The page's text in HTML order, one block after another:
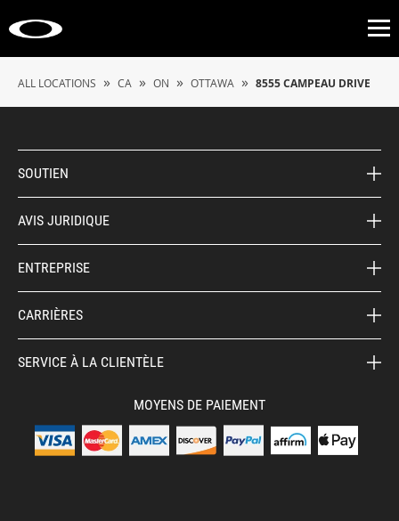
ALL LOCATIONS » CA » ON » OTTAWA » 8555 CAMPEAU DRIVE
SOUTIEN
AVIS JURIDIQUE
ENTREPRISE
CARRIÈRES
SERVICE À LA CLIENTÈLE
MOYENS DE PAIEMENT